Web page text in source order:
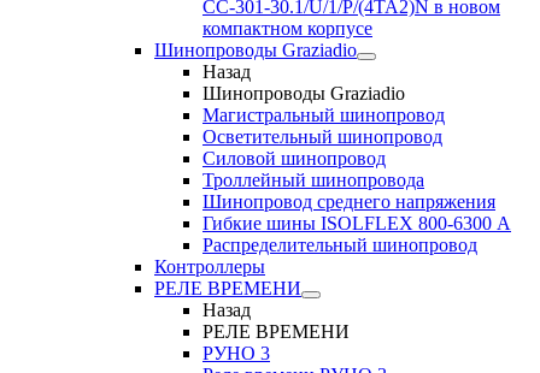
СС-301-30.1/U/1/P/(4TA2)N в новом
компактном корпусе
Шинопроводы Graziadio
Назад
Шинопроводы Graziadio
Магистральный шинопровод
Осветительный шинопровод
Силовой шинопровод
Троллейный шинопровода
Шинопровод среднего напряжения
Гибкие шины ISOLFLEX 800-6300 А
Распределительный шинопровод
Контроллеры
РЕЛЕ ВРЕМЕНИ
Назад
РЕЛЕ ВРЕМЕНИ
РУНО 3